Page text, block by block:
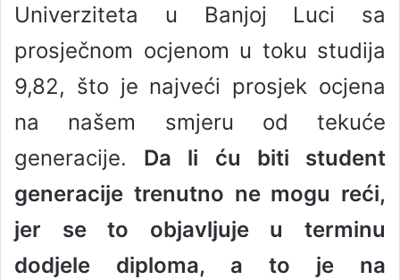
Univerziteta u Banjoj Luci sa
prosječnom ocjenom u toku studija
9,82, što je najveći prosjek ocjena
na našem smjeru od tekuće
generacije. Da li ću biti student
generacije trenutno ne mogu reći,
jer se to objavljuje u terminu
dodjele diploma, a to je na